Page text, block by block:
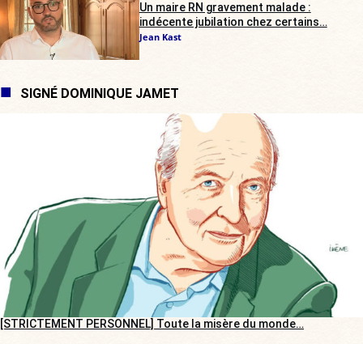
Un maire RN gravement malade :
indécente jubilation chez certains…
Jean Kast
SIGNÉ DOMINIQUE JAMET
[STRICTEMENT PERSONNEL] Toute la misère du monde…